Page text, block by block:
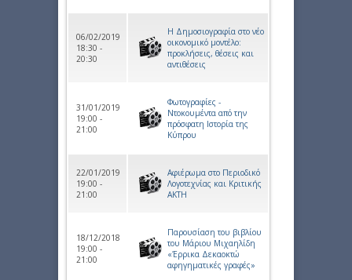
06/02/2019
18:30 -
20:30
Η Δημοσιογραφία στο νέο
οικονομικό μοντέλο:
προκλήσεις, θέσεις και
αντιθέσεις
31/01/2019
19:00 -
21:00
Φωτογραφίες -
Ντοκουμέντα από την
πρόσφατη Ιστορία της
Κύπρου
22/01/2019
19:00 -
21:00
Αφιέρωμα στο Περιοδικό
Λογοτεχνίας και Κριτικής
ΑΚΤΗ
18/12/2018
19:00 -
21:00
Παρουσίαση του βιβλίου
του Μάριου Μιχαηλίδη
«Έρρικα Δεκαοκτώ
αφηγηματικές γραφές»